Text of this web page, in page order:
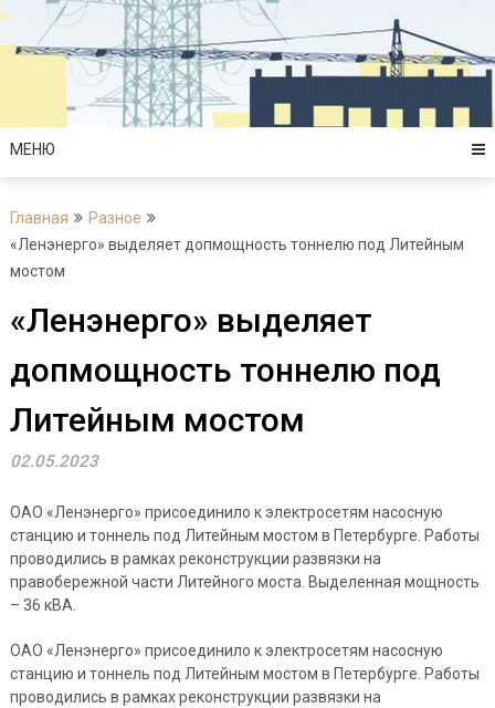
Перейти
содержимому
МЕНЮ
Главная
Разное
«Ленэнерго» выделяет допмощность тоннелю под Литейным
мостом
«Ленэнерго» выделяет
допмощность тоннелю под
Литейным мостом
02.05.2023
ОАО «Ленэнерго» присоединило к электросетям насосную
станцию и тоннель под Литейным мостом в Петербурге. Работы
проводились в рамках реконструкции развязки на
правобережной части Литейного моста. Выделенная мощность
– 36 кВА.
ОАО «Ленэнерго» присоединило к электросетям насосную
станцию и тоннель под Литейным мостом в Петербурге. Работы
проводились в рамках реконструкции развязки на